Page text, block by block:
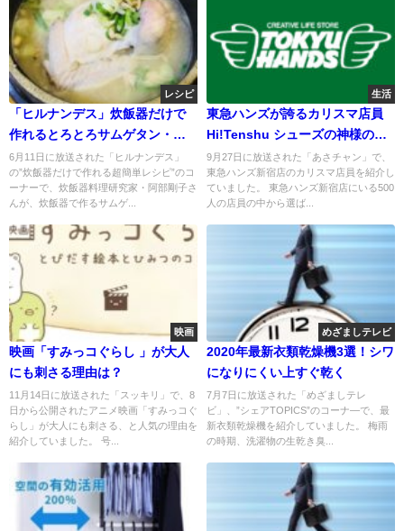
レシピ
「ヒルナンデス」炊飯器だけで
作れるとろとろサムゲタン・レ
シピ
6月11日に放送された「ヒルナンデス」
の”炊飯器だけで作れる超簡単レシピ”のコ
ーナーで、炊飯器料理研究家・阿部剛子さ
んが、炊飯器で作るサムゲ...
生活
東急ハンズが誇るカリスマ店員
Hi!Tenshu シューズの神様の技
がすごい
9月27日に放送された「あさチャン」で、
東急ハンズ新宿店のカリスマ店員を紹介し
ていました。 東急ハンズ新宿店にいる500
人の店員の中から選ば...
映画
映画「すみっコぐらし 」が大人
にも刺さる理由は？
11月14日に放送された「スッキリ」で、8
日から公開されたアニメ映画「すみっコぐ
らし」が大人にも刺さる、と人気の理由を
紹介していました。 号...
めざましテレビ
2020年最新衣類乾燥機3選！シワ
になりにくい上すぐ乾く
7月7日に放送された「めざましテレ
ビ」、”シェアTOPICS”のコーナ―で、最
新衣類乾燥機を紹介していました。 梅雨
の時期、洗濯物の生乾き臭...